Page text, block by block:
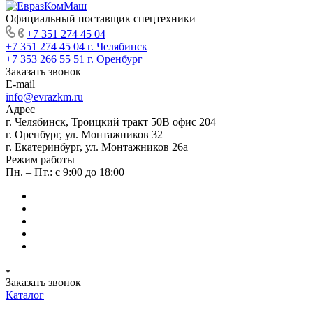
Официальный поставщик спецтехники
+7 351 274 45 04
+7 351 274 45 04 г. Челябинск
+7 353 266 55 51 г. Оренбург
Заказать звонок
E-mail
info@evrazkm.ru
Адрес
г. Челябинск, Троицкий тракт 50В офис 204
г. Оренбург, ул. Монтажников 32
г. Екатеринбург, ул. Монтажников 26а
Режим работы
Пн. – Пт.: с 9:00 до 18:00
Заказать звонок
Каталог